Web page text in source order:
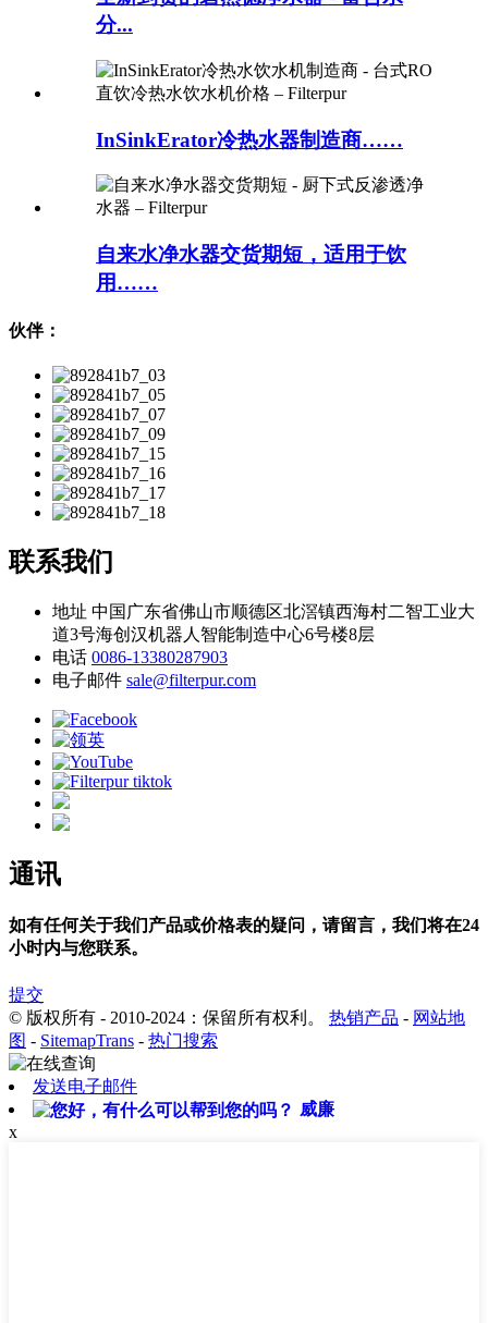
分...
InSinkErator冷热水器制造商……
自来水净水器交货期短，适用于饮
用……
伙伴：
联系我们
地址 中国广东省佛山市顺德区北滘镇西海村二智工业大
道3号海创汉机器人智能制造中心6号楼8层
电话 0086-13380287903
电子邮件 sale@filterpur.com
通讯
如有任何关于我们产品或价格表的疑问，请留言，我们将在24
小时内与您联系。
提交
© 版权所有 - 2010-2024：保留所有权利。 热销产品 - 网站地
图 - SitemapTrans - 热门搜索
发送电子邮件
威廉
x